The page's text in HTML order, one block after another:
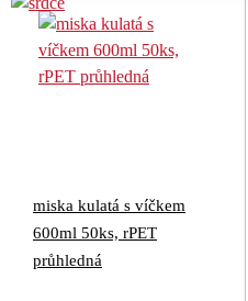
miska kulatá s víčkem
600ml 50ks, rPET
průhledná